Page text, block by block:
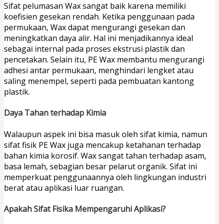
Sifat pelumasan Wax sangat baik karena memiliki
koefisien gesekan rendah. Ketika penggunaan pada
permukaan, Wax dapat mengurangi gesekan dan
meningkatkan daya alir. Hal ini menjadikannya ideal
sebagai internal pada proses ekstrusi plastik dan
pencetakan. Selain itu, PE Wax membantu mengurangi
adhesi antar permukaan, menghindari lengket atau
saling menempel, seperti pada pembuatan kantong
plastik.
Daya Tahan terhadap Kimia
Walaupun aspek ini bisa masuk oleh sifat kimia, namun
sifat fisik PE Wax juga mencakup ketahanan terhadap
bahan kimia korosif. Wax sangat tahan terhadap asam,
basa lemah, sebagian besar pelarut organik. Sifat ini
memperkuat penggunaannya oleh lingkungan industri
berat atau aplikasi luar ruangan.
Apakah Sifat Fisika Mempengaruhi Aplikasi?